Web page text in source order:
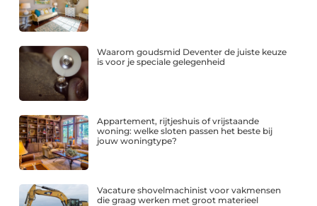
Waarom goudsmid Deventer de juiste keuze
is voor je speciale gelegenheid
Appartement, rijtjeshuis of vrijstaande
woning: welke sloten passen het beste bij
jouw woningtype?
Vacature shovelmachinist voor vakmensen
die graag werken met groot materieel